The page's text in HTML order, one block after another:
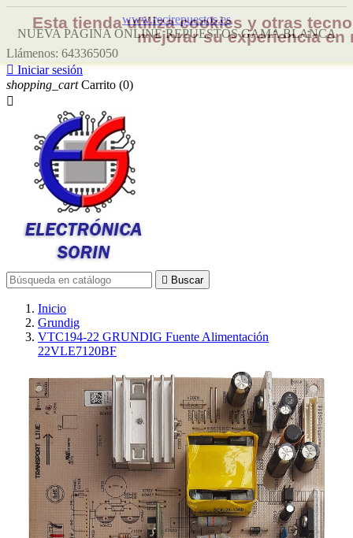
www.recirepuestos.es
NUEVA PAGINA ONLINE REPUESTOS GAMA BLANCA
Llámenos: 643365050
 Iniciar sesión
shopping_cart Carrito (0)

 Buscar
Inicio
Grundig
VTC194-22 GRUNDIG Fuente Alimentación
22VLE7120BF
Esta tienda utiliza cookies y otras
mejorar su experiencia en